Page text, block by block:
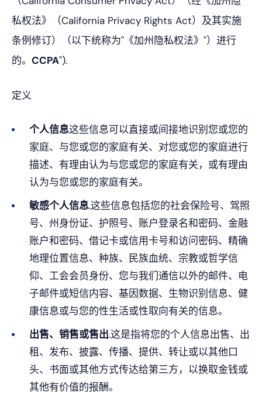
私权法》（California Privacy Rights Act）及其实施
条例修订）（以下统称为"《加州隐私权法》"）进行
的。 CCPA").
定义
个人信息这些信息可以直接或间接地识别您或您的
家庭、与您或您的家庭有关、对您或您的家庭进行
描述、有理由认为与您或您的家庭有关，或有理由
认为与您或您的家庭有关。
敏感个人信息.这些信息包括您的社会保险号、驾照
号、州身份证、护照号、账户登录名和密码、金融
账户和密码、借记卡或信用卡号和访问密码、精确
地理位置信息、种族、民族血统、宗教或哲学信
仰、工会会员身份、您与我们通信以外的邮件、电
子邮件或短信内容、基因数据、生物识别信息、健
康信息或与您的性生活或性取向有关的信息。
出售、销售或售出.这是指将您的个人信息出售、出
租、发布、披露、传播、提供、转让或以其他口
头、书面或其他方式传达给第三方，以换取金钱或
其他有价值的报酬。